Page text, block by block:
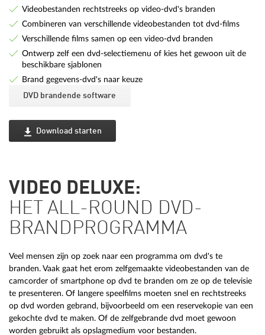
Videobestanden rechtstreeks op video-dvd's branden
Combineren van verschillende videobestanden tot dvd-films
Verschillende films samen op een video-dvd branden
Ontwerp zelf een dvd-selectiemenu of kies het gewoon uit de
beschikbare sjablonen
Brand gegevens-dvd's naar keuze
DVD brandende software
Download starten
VIDEO DELUXE:
HET ALL-ROUND DVD-
BRANDPROGRAMMA
Veel mensen zijn op zoek naar een programma om dvd's te
branden. Vaak gaat het erom zelfgemaakte videobestanden van de
camcorder of smartphone op dvd te branden om ze op de televisie
te presenteren. Of langere speelfilms moeten snel en rechtstreeks
op dvd worden gebrand, bijvoorbeeld om een reservekopie van een
gekochte dvd te maken. Of de zelfgebrande dvd moet gewoon
worden gebruikt als opslagmedium voor bestanden.